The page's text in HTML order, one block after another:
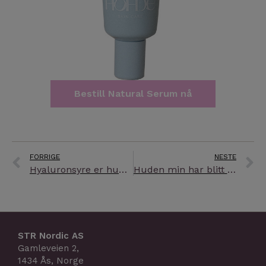
Bestill Natural Serum nå
Prev
FORRIGE
Hyaluronsyre er hudens mirakelmolekyl
NESTE
Huden min har blitt så fin!
STR Nordic AS
Gamleveien 2,
1434 Ås, Norge